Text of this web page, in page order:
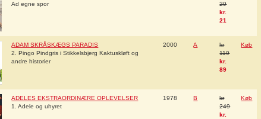
Ad egne spor
29
kr.
21
ADAM SKRÅSKÆGS PARADIS
2. Pingo Pindgris i Stikkelsbjerg Kaktuskløft og
andre historier
2000 A
kr
119
kr.
89
Køb
ADELES EKSTRAORDINÆRE OPLEVELSER
1. Adele og uhyret
1978 B
kr
249
kr.
Køb